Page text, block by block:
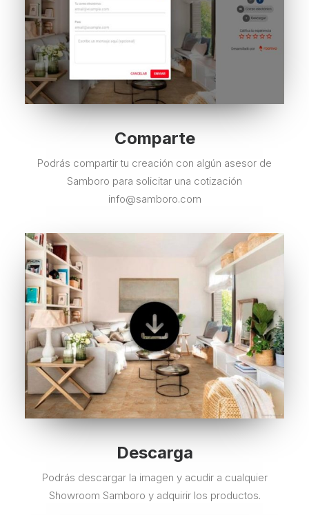
Comparte
Podrás compartir tu creación con algún asesor de
Samboro para solicitar una cotización
info@samboro.com
Descarga
Podrás descargar la imagen y acudir a cualquier
Showroom Samboro y adquirir los productos.